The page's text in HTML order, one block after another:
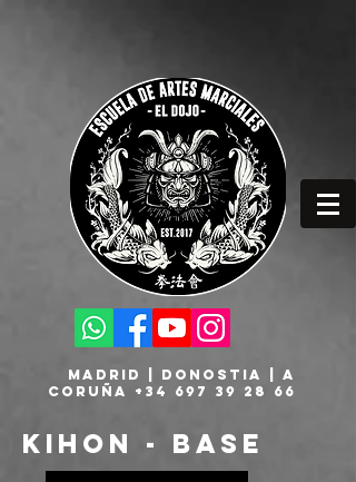
MADRID | DONOSTIA | A
CORUÑA +34 697 39 28 66
kihon - base